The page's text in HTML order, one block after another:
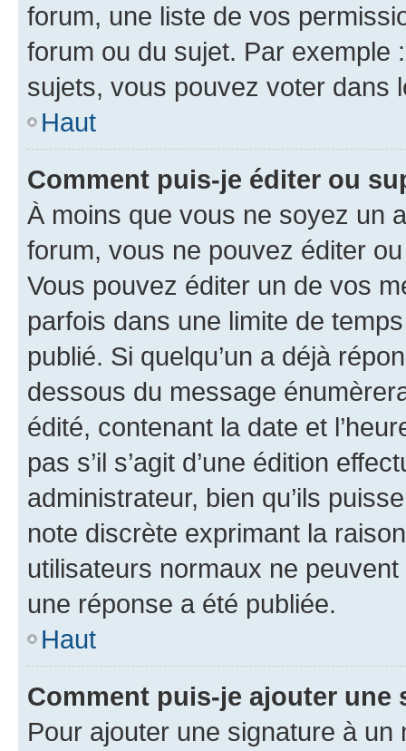
forum, une liste de vos
forum ou du sujet. Par exemple
sujets, vous pouvez voter dans
Haut
Comment puis-je éditer ou
À moins que vous ne soyez un
forum, vous ne pouvez éditer
Vous pouvez éditer un de vos
parfois dans une limite de
publié. Si quelqu’un a déjà
dessous du message
édité, contenant la date et
pas s’il s’agit d’une édition
administrateur, bien qu’ils
note discrète exprimant la
utilisateurs normaux ne
une réponse a été publiée.
Haut
Comment puis-je ajouter une
Pour ajouter une signature à un